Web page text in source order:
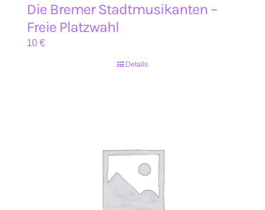
Die Bremer Stadtmusikanten –
Freie Platzwahl
10 €
Details